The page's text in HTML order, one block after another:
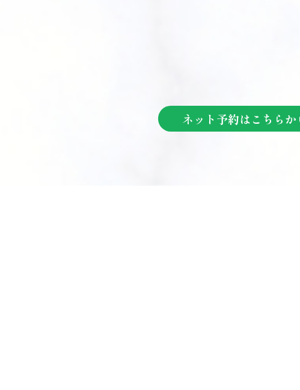
ネット予約はこちらか